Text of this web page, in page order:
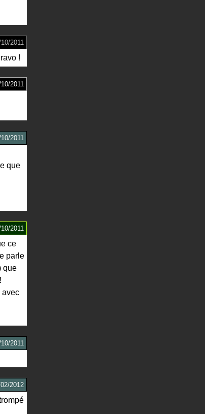
2011
!
2011
2011
que
10/2011
ce
parle
que
avec
10/2011
2012